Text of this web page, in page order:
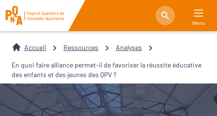
Menu
Accueil Ressources Analyses
En quoi faire alliance permet-il de favoriser la réussite éducative
des enfants et des jeunes des QPV ?